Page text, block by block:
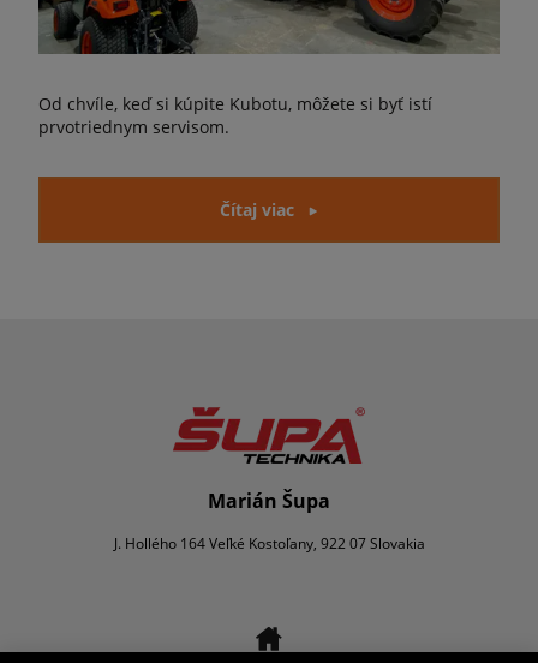
Od chvíle, keď si kúpite Kubotu, môžete si byť istí
prvotriednym servisom.
Čítaj viac
Marián Šupa
J. Hollého 164 Veľké Kostoľany, 922 07 Slovakia